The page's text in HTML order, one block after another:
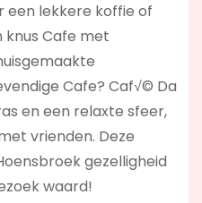
een lekkere koffie of
knus Cafe met
Cafe? Caf√© Da
en een relaxte sfeer,
vrienden. Deze
gezelligheid
waard!